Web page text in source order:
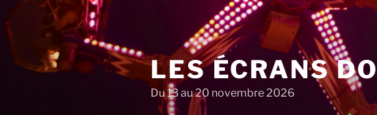
au
contenu
principal
LES ÉCRANS
Du 13 au 20 novembre 2026